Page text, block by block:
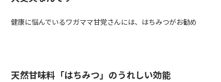
健康に悩んでいるワガママ甘党さんには、はちみつがお勧め
天然甘味料「はちみつ」のうれしい効能